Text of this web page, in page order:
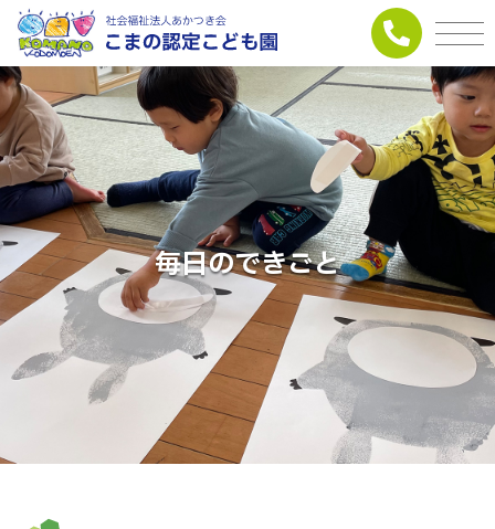
毎日のできごと